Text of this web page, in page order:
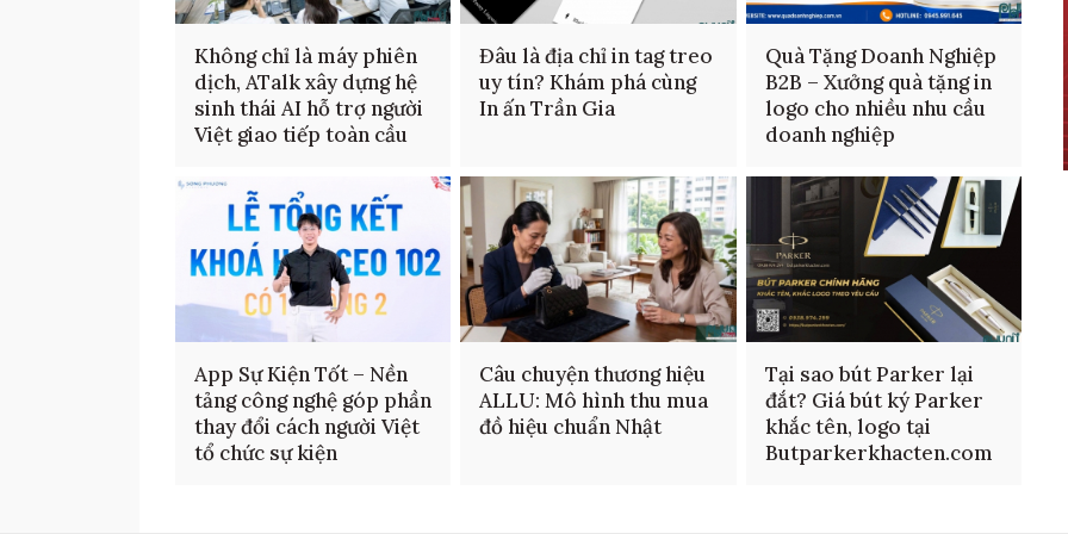
Không chỉ là máy phiên
dịch, ATalk xây dựng hệ
sinh thái AI hỗ trợ người
Việt giao tiếp toàn cầu
Đâu là địa chỉ in tag treo
uy tín? Khám phá cùng
In ấn Trần Gia
Quà Tặng Doanh Nghiệp
B2B – Xưởng quà tặng in
logo cho nhiều nhu cầu
doanh nghiệp
App Sự Kiện Tốt – Nền
tảng công nghệ góp phần
thay đổi cách người Việt
tổ chức sự kiện
Câu chuyện thương hiệu
ALLU: Mô hình thu mua
đồ hiệu chuẩn Nhật
Tại sao bút Parker lại
đắt? Giá bút ký Parker
khắc tên, logo tại
Butparkerkhacten.com